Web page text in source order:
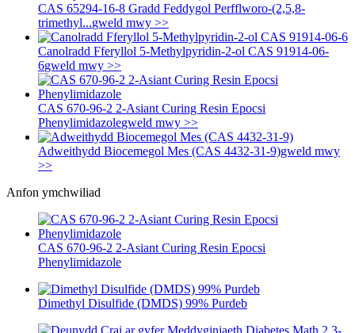
CAS 65294-16-8 Gradd Feddygol Perfflworo-(2,5,8-
trimethyl...gweld mwy >>
Canolradd Fferyllol 5-Methylpyridin-2-ol CAS 91914-06-
6gweld mwy >>
CAS 670-96-2 2-Asiant Curing Resin Epocsi
Phenylimidazolegweld mwy >>
Adweithydd Biocemegol Mes (CAS 4432-31-9)gweld mwy
>>
Anfon ymchwiliad
CAS 670-96-2 2-Asiant Curing Resin Epocsi
Phenylimidazole
Dimethyl Disulfide (DMDS) 99% Purdeb